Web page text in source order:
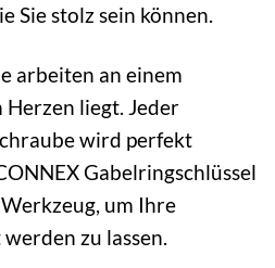
Sie stolz sein können.
arbeiten an einem
Herzen liegt. Jeder
wird perfekt
Gabelringschlüssel
um Ihre
zu lassen.